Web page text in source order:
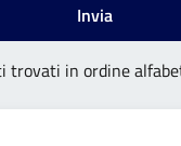
Invia
trovati in ordine